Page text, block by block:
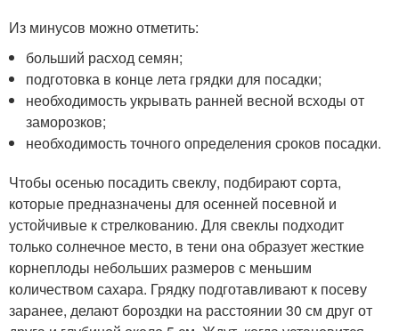
Из минусов можно отметить:
больший расход семян;
подготовка в конце лета грядки для посадки;
необходимость укрывать ранней весной всходы от
заморозков;
необходимость точного определения сроков посадки.
Чтобы осенью посадить свеклу, подбирают сорта,
которые предназначены для осенней посевной и
устойчивые к стрелкованию. Для свеклы подходит
только солнечное место, в тени она образует жесткие
корнеплоды небольших размеров с меньшим
количеством сахара. Грядку подготавливают к посеву
заранее, делают бороздки на расстоянии 30 см друг от